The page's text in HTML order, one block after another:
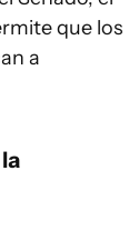
que los
a